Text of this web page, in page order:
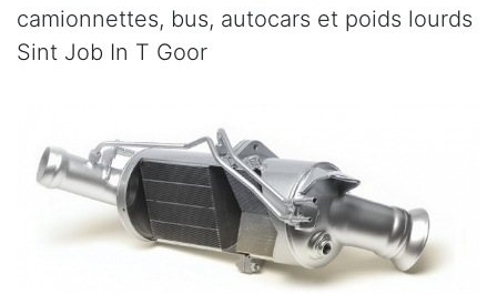
camionnettes, bus, autocars et poids lourds
Sint Job In T Goor